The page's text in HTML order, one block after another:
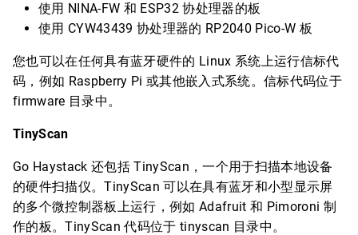
使用 NINA-FW 和 ESP32 协处理器的板
使用 CYW43439 协处理器的 RP2040 Pico-W 板
您也可以在任何具有蓝牙硬件的 Linux 系统上运行信标代
码，例如 Raspberry Pi 或其他嵌入式系统。信标代码位于
firmware 目录中。
TinyScan
Go Haystack 还包括 TinyScan，一个用于扫描本地设备
的硬件扫描仪。TinyScan 可以在具有蓝牙和小型显示屏
的多个微控制器板上运行，例如 Adafruit 和 Pimoroni 制
作的板。TinyScan 代码位于 tinyscan 目录中。